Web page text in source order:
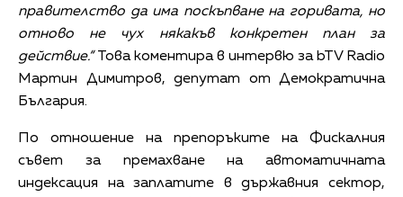
правителство да има поскъпване на горивата, но
отново не чух някакъв конкретен план за
действие.“Това коментира в интервю за bTV Radio
Мартин Димитров, депутат от Демократична
България.
По отношение на препоръките на Фискалния
съвет за премахване на автоматичната
индексация на заплатите в държавния сектор,